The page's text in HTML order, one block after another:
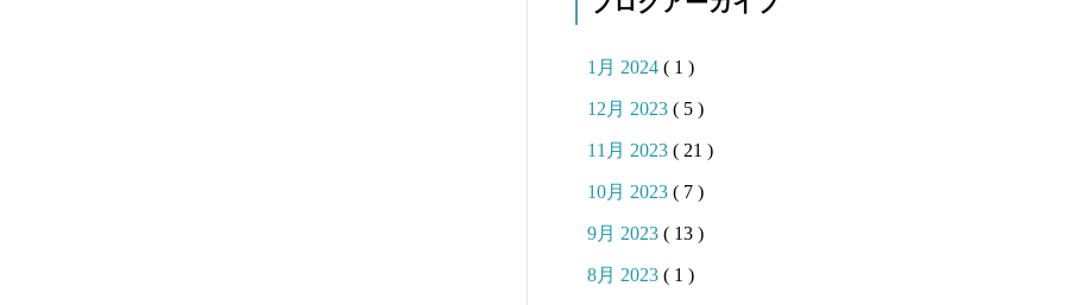
1月 2024 ( 1 )
12月 2023 ( 5 )
11月 2023 ( 21 )
10月 2023 ( 7 )
9月 2023 ( 13 )
8月 2023 ( 1 )